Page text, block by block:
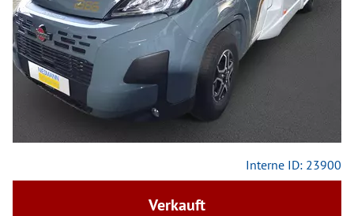
Interne ID: 23900
Verkauft